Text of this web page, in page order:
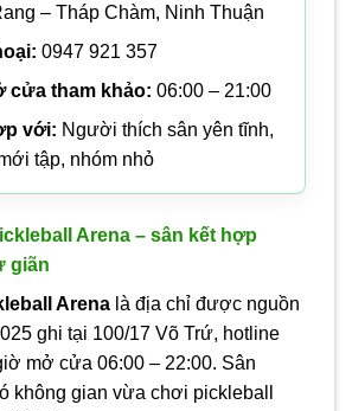
– Tháp Chàm, Ninh Thuận
0947 921 357
cửa tham khảo: 06:00 – 21:00
với: Người thích sân yên tĩnh,
tập, nhóm nhỏ
Arena – sân kết hợp
giãn
Arena là địa chỉ được nguồn
ghi tại 100/17 Võ Trứ, hotline
mở cửa 06:00 – 22:00. Sân
không gian vừa chơi pickleball